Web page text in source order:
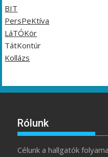
BIT
PersPeKtíva
LáTÓKör
TátKontúr
Kollázs
Rólunk
Célunk a hallgatók